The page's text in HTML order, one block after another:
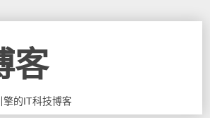
客
擎的IT科技博客